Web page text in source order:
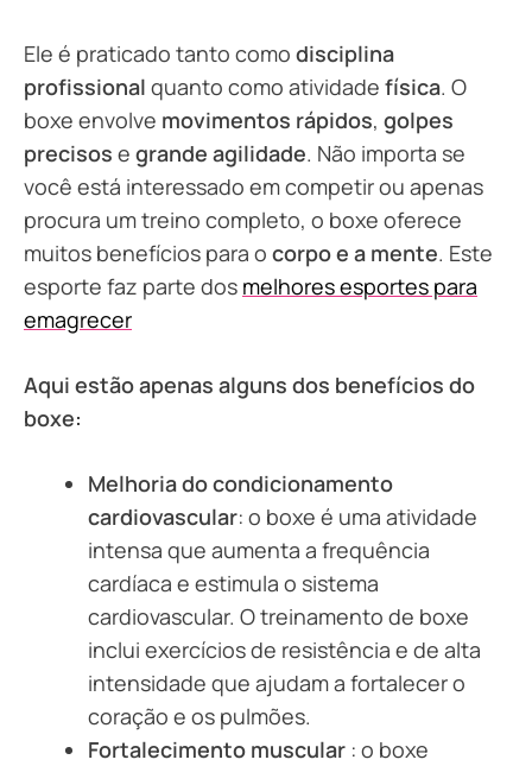
Ele é praticado tanto como disciplina
profissional quanto como atividade física. O
boxe envolve movimentos rápidos, golpes
precisos e grande agilidade. Não importa se
você está interessado em competir ou apenas
procura um treino completo, o boxe oferece
muitos benefícios para o corpo e a mente. Este
esporte faz parte dos melhores esportes para
emagrecer
Aqui estão apenas alguns dos benefícios do
boxe:
Melhoria do condicionamento
cardiovascular: o boxe é uma atividade
intensa que aumenta a frequência
cardíaca e estimula o sistema
cardiovascular. O treinamento de boxe
inclui exercícios de resistência e de alta
intensidade que ajudam a fortalecer o
coração e os pulmões.
Fortalecimento muscular : o boxe